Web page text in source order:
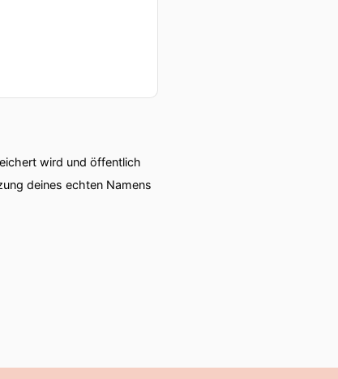
wird und öffentlich
deines echten Namens